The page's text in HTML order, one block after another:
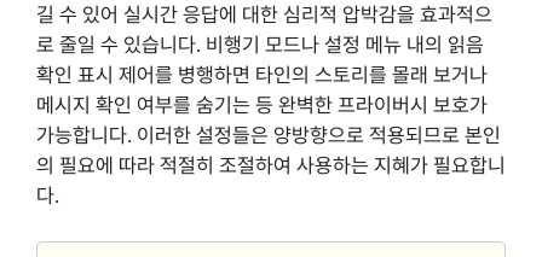
길 수 있어 실시간 응답에 대한 심리적 압박감을 효과적으
로 줄일 수 있습니다. 비행기 모드나 설정 메뉴 내의 읽음
확인 표시 제어를 병행하면 타인의 스토리를 몰래 보거나
메시지 확인 여부를 숨기는 등 완벽한 프라이버시 보호가
가능합니다. 이러한 설정들은 양방향으로 적용되므로 본인
의 필요에 따라 적절히 조절하여 사용하는 지혜가 필요합니
다.